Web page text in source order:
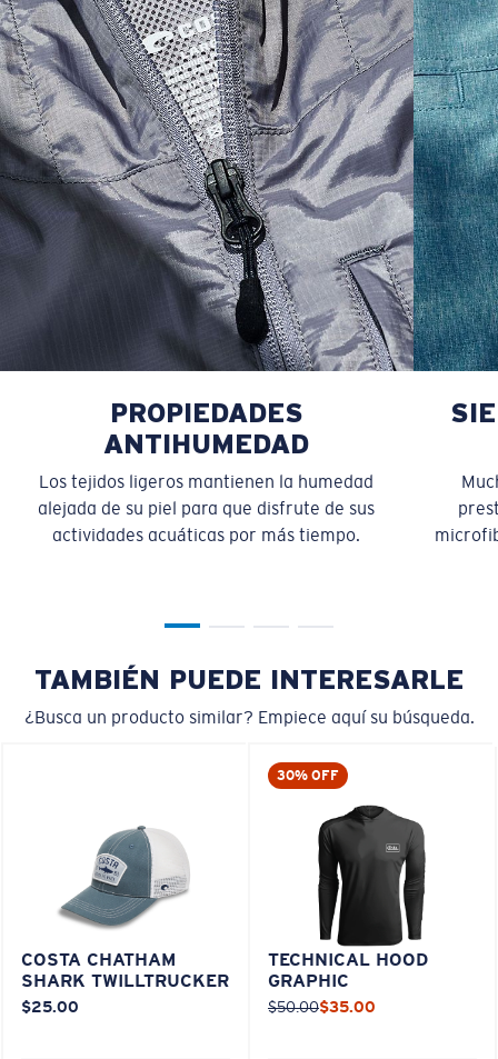
XL 25” 30” 9 ¼”
XXL 27” 31” 9 ¾”
PROPIEDADES
ANTIHUMEDAD
Los tejidos ligeros mantienen la humedad
alejada de su piel para que disfrute de sus
actividades acuáticas por más tiempo.
TAMBIÉN PUEDE INTERESARLE
¿Busca un producto similar? Empiece aquí su búsqueda.
COSTA CHATHAM
SHARK TWILLTRUCKER
$25.00
30% OFF
TECHNICAL HOOD
GRAPHIC
$50.00$35.00